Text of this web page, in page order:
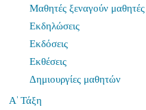
Μαθητές ξεναγούν μαθητές
Εκδηλώσεις
Εκδόσεις
Εκθέσεις
Δημιουργίες μαθητών
Α’ Τάξη